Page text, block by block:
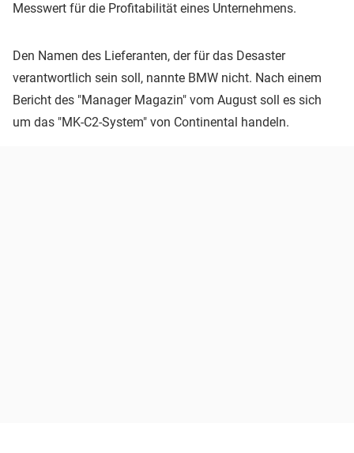
Messwert für die Profitabilität eines Unternehmens.
Den Namen des Lieferanten, der für das Desaster
verantwortlich sein soll, nannte BMW nicht. Nach einem
Bericht des "Manager Magazin" vom August soll es sich
um das "MK-C2-System" von Continental handeln.